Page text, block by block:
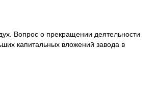
Вопрос о прекращении деятельности
капитальных вложений завода в